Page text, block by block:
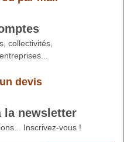
collectivités,
devis
la newsletter
Inscrivez-vous !